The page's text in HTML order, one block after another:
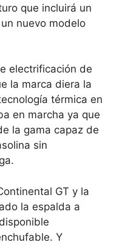
que incluirá un
nuevo modelo
electrificación de
la marca diera la
térmica en
en marcha ya que
la gama capaz de
sin
GT y la
la espalda a
Y